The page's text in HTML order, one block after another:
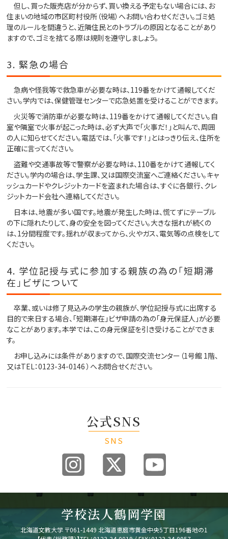
但し、買った販売店が分からず、買い換える予定もない場合には、お
住まいの地域の市区町村役所（役場）へお問い合わせください。ゴミ処
理のルールを間違うと、近隣住民とのトラブルの原因となることがあり
ますので、ゴミを捨てる際は規則を遵守しましょう。
3. 緊急の場合
急病や怪我等で救急車が必要な時は、119番をかけて通報してくだ
さい。学内では、保健管理センターで応急処置を受けることができます。
火災等で消防車が必要な時は、119番をかけて通報してください。自
室や隣室で火事が起こった時は、必ず大声で「火事だ！」と叫んで、周囲
の人に知らせてください。電話では、「火事です！」とはっきり伝え、住所を
正確に言ってください。
盗難や交通事故等で警察が必要な時は、110番をかけて通報してく
ださい。学内の場合は、学生課、又は国際交流室へご連絡ください。キャ
ッシュカードやクレジットカードを盗まれた場合は、すぐに各銀行、クレ
ジットカード会社へ連絡してください。
日本は、地震が多い国です。地震が発生した時は、慌てずにテーブル
の下に隠れたりして、身の安全を図ってください。大きな揺れが続くの
は、1分間程度です。揺れが収まってから、火やガス、電気等の点検をして
ください。
4. 学位記授与式に参加する親族の為の「短期滞
在」ビザについて
卒業、或いは修了見込みの学生の親族が、学位記授与式に出席する
目的で来日する場合、「短期滞在」ビザ申請の為の「身元保証人」が必要
なことがあります。本学では、この身元保証を引き受けることができま
す。
お申し込みには条件がありますので、国際交流センター（1号館 1階、
又はTEL：0123-34-0146 ）へお問合せください。
公式SNS
SNS
学校法人鶴岡学園
北海道文教大学 〒061-1449 北海道恵庭市黄金中央5丁目196番地の1